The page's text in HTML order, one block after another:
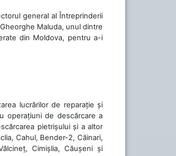
general al Întreprinderii
Maluda, unul dintre
din Moldova, pentru a-i
lucrărilor de reparație și
operațiuni de descărcare a
pietrișului și a altor
Cahul, Bender-2, Căinari,
Cimișlia, Căușeni și